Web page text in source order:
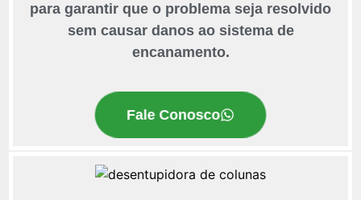
para garantir que o problema seja resolvido
sem causar danos ao sistema de
encanamento.
Fale Conosco